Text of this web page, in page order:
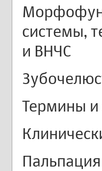
системы,
и ВНЧС
Термины и
Пальпация